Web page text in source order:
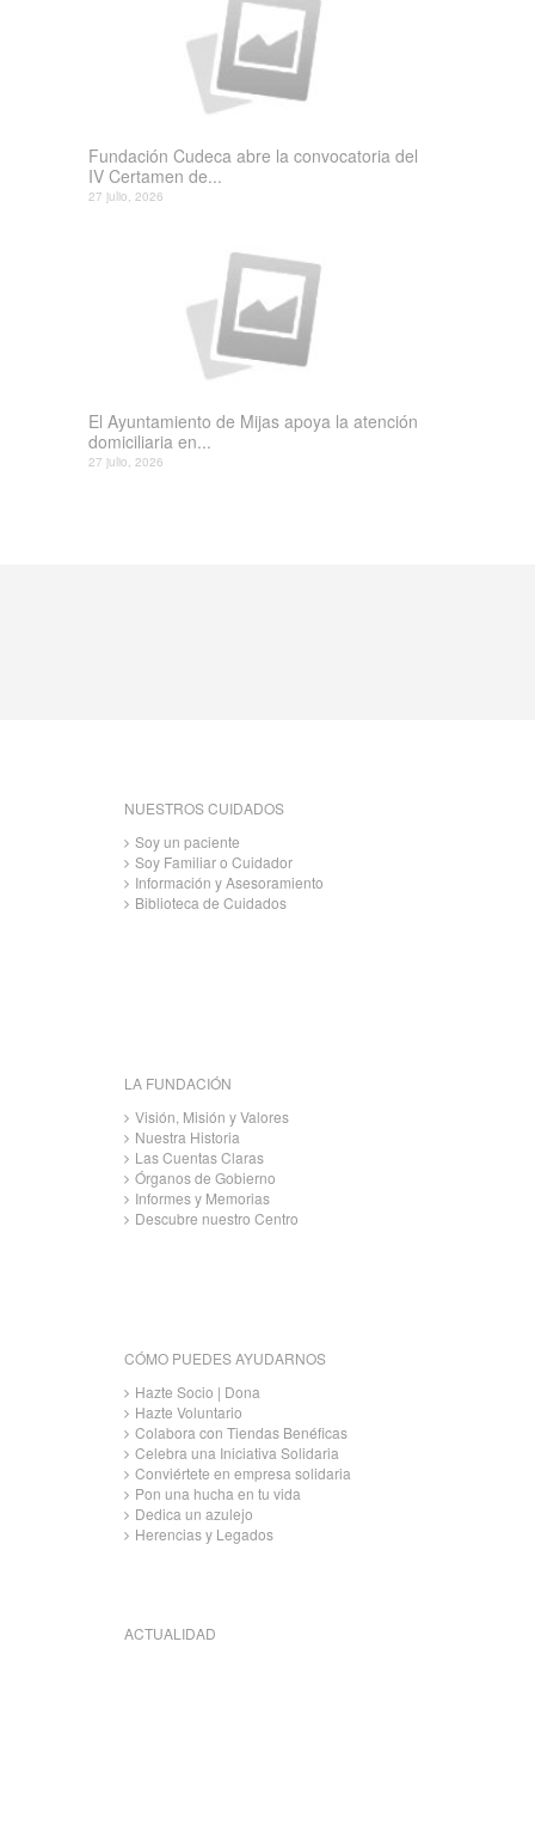
Fundación Cudeca abre la convocatoria del
IV Certamen de...
27 julio, 2026
El Ayuntamiento de Mijas apoya la atención
domiciliaria en...
27 julio, 2026
NUESTROS CUIDADOS
Soy un paciente
Soy Familiar o Cuidador
Información y Asesoramiento
Biblioteca de Cuidados
LA FUNDACIÓN
Visión, Misión y Valores
Nuestra Historia
Las Cuentas Claras
Órganos de Gobierno
Informes y Memorias
Descubre nuestro Centro
CÓMO PUEDES AYUDARNOS
Hazte Socio | Dona
Hazte Voluntario
Colabora con Tiendas Benéficas
Celebra una Iniciativa Solidaria
Conviértete en empresa solidaria
Pon una hucha en tu vida
Dedica un azulejo
Herencias y Legados
ACTUALIDAD